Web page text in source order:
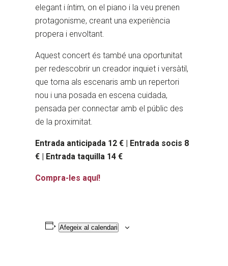
elegant i íntim, on el piano i la veu prenen
protagonisme, creant una experiència
propera i envoltant.
Aquest concert és també una oportunitat
per redescobrir un creador inquiet i versàtil,
que torna als escenaris amb un repertori
nou i una posada en escena cuidada,
pensada per connectar amb el públic des
de la proximitat.
Entrada anticipada 12 € | Entrada socis 8
€ | Entrada taquilla 14 €
Compra-les aquí!
Afegeix al calendari